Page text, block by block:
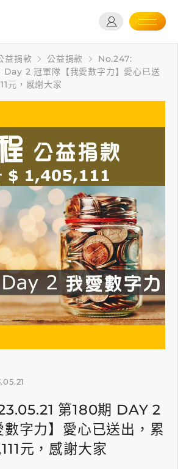
益捐款 公益捐款
No.247:
2 冠軍隊【我愛數字力】愛心已送
元，感謝大家
第180期 DAY 2
字力】愛心已送出，累
元，感謝大家